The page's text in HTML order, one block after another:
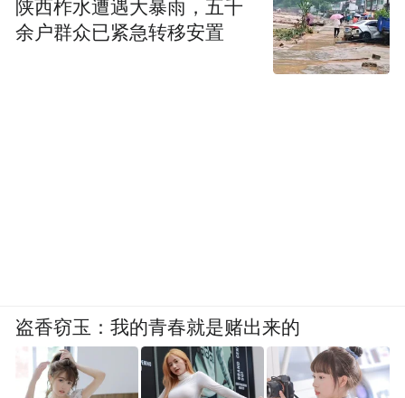
陕西柞水遭遇大暴雨，五千
余户群众已紧急转移安置
盗香窃玉：我的青春就是赌出来的